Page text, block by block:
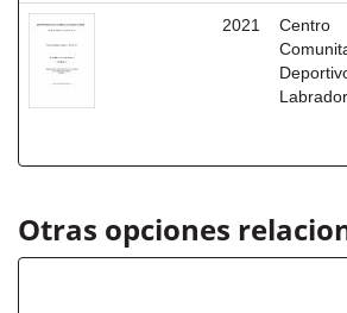
2021
Centro
Labrador
Otras opciones